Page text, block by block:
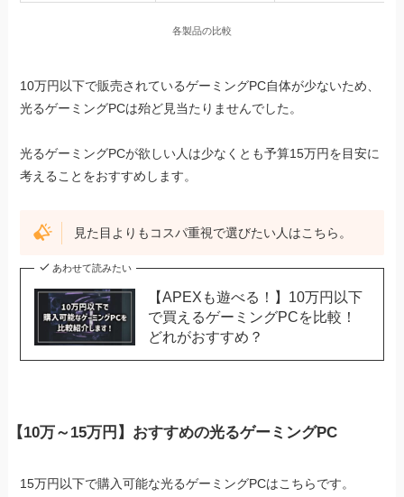
各製品の比較
10万円以下で販売されているゲーミングPC自体が少ないため、
光るゲーミングPCは殆ど見当たりませんでした。
光るゲーミングPCが欲しい人は少なくとも予算15万円を目安に
考えることをおすすめします。
見た目よりもコスパ重視で選びたい人はこちら。
あわせて読みたい
【APEXも遊べる！】10万円以下
で買えるゲーミングPCを比較！
どれがおすすめ？
【10万～15万円】おすすめの光るゲーミングPC
15万円以下で購入可能な光るゲーミングPCはこちらです。